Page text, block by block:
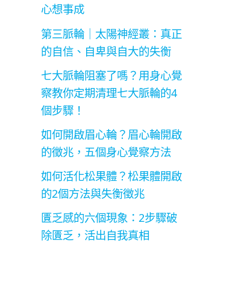
心想事成
第三脈輪｜太陽神經叢：真正
的自信、自卑與自大的失衡
七大脈輪阻塞了嗎？用身心覺
察教你定期清理七大脈輪的4
個步驟！
如何開啟眉心輪？眉心輪開啟
的徵兆，五個身心覺察方法
如何活化松果體？松果體開啟
的2個方法與失衡徵兆
匱乏感的六個現象：2步驟破
除匱乏，活出自我真相